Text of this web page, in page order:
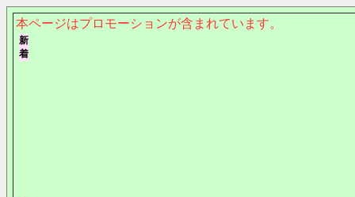
本ページはプロモーションが含まれています。